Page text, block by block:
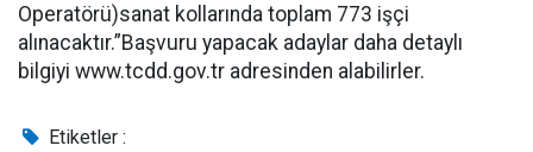
Operatörü)sanat kollarında toplam 773 işçi
alınacaktır.”Başvuru yapacak adaylar daha detaylı
bilgiyi www.tcdd.gov.tr adresinden alabilirler.
Etiketler :